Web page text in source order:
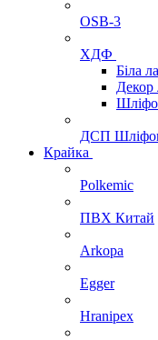
OSB-3
ХДФ
Біла
Декор
ДСП
Крайка
Polkemic
ПВХ Китай
Arkopa
Egger
Hranipex